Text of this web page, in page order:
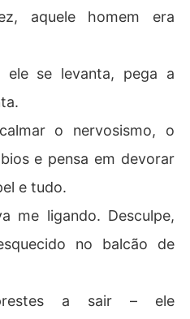
aquele homem era
ele se levanta, pega a
o nervosismo, o
e pensa em devorar
e tudo.
me ligando. Desculpe,
no balcão de
a sair – ele